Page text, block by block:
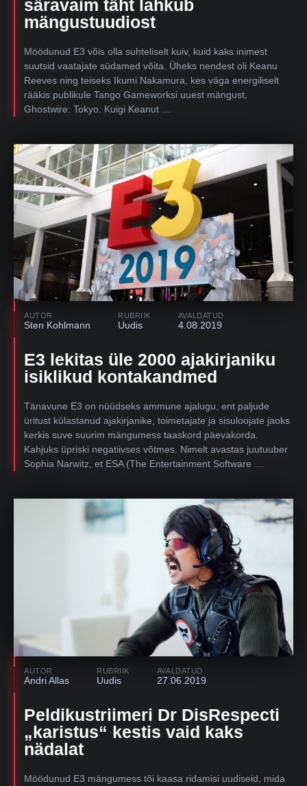
säravaim täht lahkub
mängustuudiost
Möödunud E3 võis olla suhteliselt kuiv, kuid kaks inimest
suutsid vaatajate südamed võita. Üheks nendest oli Keanu
Reeves ning teiseks Ikumi Nakamura, kes väga energiliselt
rääkis publikule Tango Gameworksi uuest mängust,
Ghostwire: Tokyo. Kuigi Keanut …
AUTOR
Sten Kohlmann
RUBRIIK
Uudis
AVALDATUD
4.08.2019
E3 lekitas üle 2000 ajakirjaniku
isiklikud kontakandmed
Tänavune E3 on nüüdseks ammune ajalugu, ent paljude
üritust külastanud ajakirjanike, toimetajate ja sisuloojate jaoks
kerkis suve suurim mängumess taaskord päevakorda.
Kahjuks üpriski negatiivses võtmes. Nimelt avastas juutuuber
Sophia Narwitz, et ESA (The Entertainment Software …
AUTOR
Andri Allas
RUBRIIK
Uudis
AVALDATUD
27.06.2019
Peldikustriimeri Dr DisRespecti
„karistus“ kestis vaid kaks
nädalat
Möödunud E3 mängumess tõi kaasa ridamisi uudiseid, mida